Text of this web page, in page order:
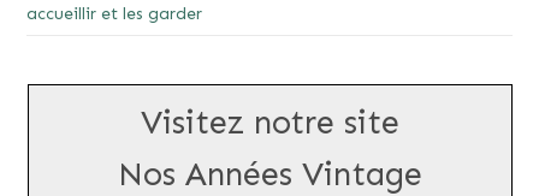
accueillir et les garder
Visitez notre site
Nos Années Vintage